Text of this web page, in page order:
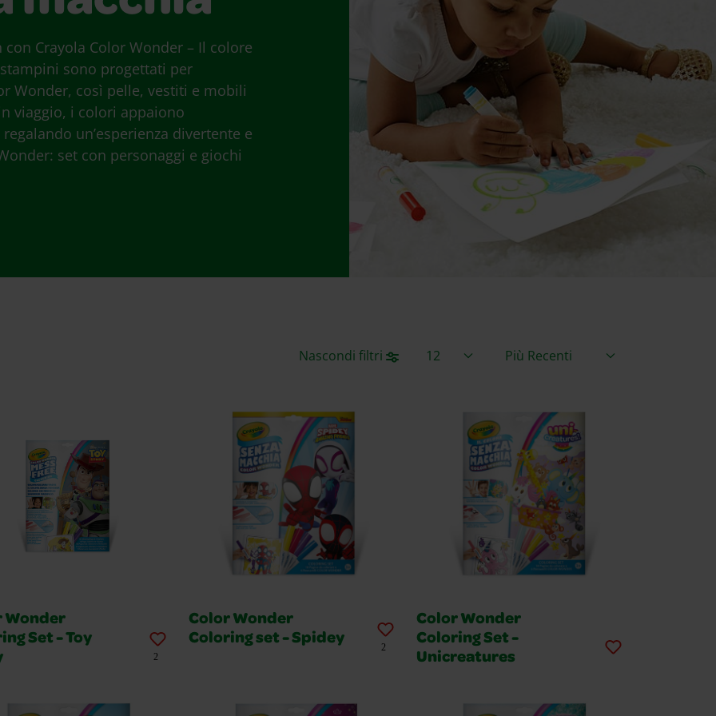
Crayola Color Wonder – Il colore
stampini sono progettati per
Wonder, così pelle, vestiti e mobili
viaggio, i colori appaiono
un’esperienza divertente e
set con personaggi e giochi
Nascondi filtri Articoli per paginaOrdina per
Wonder
Set - Toy
2
Color Wonder
Coloring set - Spidey
2
Color Wonder
Coloring Set -
Unicreatures